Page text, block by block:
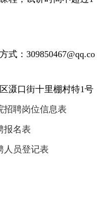
式：309850467@qq.co
滠口街十里棚村特1号
招聘岗位信息表
报名表
人员登记表